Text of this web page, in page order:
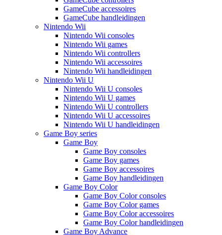
GameCube accessoires
GameCube handleidingen
Nintendo Wii
Nintendo Wii consoles
Nintendo Wii games
Nintendo Wii controllers
Nintendo Wii accessoires
Nintendo Wii handleidingen
Nintendo Wii U
Nintendo Wii U consoles
Nintendo Wii U games
Nintendo Wii U controllers
Nintendo Wii U accessoires
Nintendo Wii U handleidingen
Game Boy series
Game Boy
Game Boy consoles
Game Boy games
Game Boy accessoires
Game Boy handleidingen
Game Boy Color
Game Boy Color consoles
Game Boy Color games
Game Boy Color accessoires
Game Boy Color handleidingen
Game Boy Advance